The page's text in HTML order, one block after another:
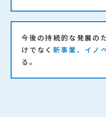
今後の持続的な発展の
けでなく 新事業、イノ
る。